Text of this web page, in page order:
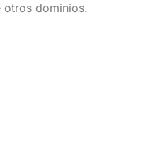
dominios.